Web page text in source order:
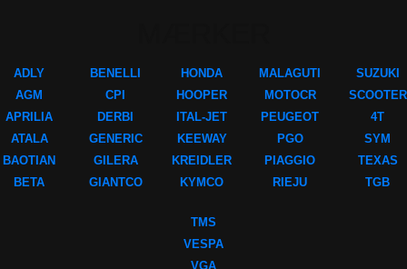
ADLY
AGM
APRILIA
ATALA
BAOTIAN
BETA
BENELLI
CPI
DERBI
GENERIC
GILERA
GIANTCO
HONDA
HOOPER
ITAL-JET
KEEWAY
KREIDLER
KYMCO
MALAGUTI
MOTOCR
PEUGEOT
PGO
PIAGGIO
RIEJU
SUZUKI
SCOOTER
4T
SYM
TEXAS
TGB
TMS
VESPA
VGA